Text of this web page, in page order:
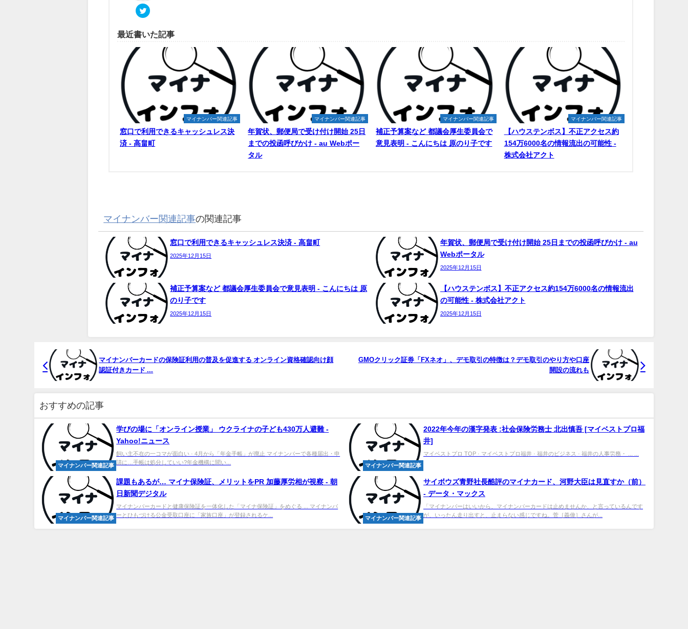
最近書いた記事
マイナンバー関連記事
窓口で利用できるキャッシュレス決
済 - 高畠町
マイナンバー関連記事
年賀状、郵便局で受け付け開始 25日
までの投函呼びかけ - au Webポー
タル
マイナンバー関連記事
補正予算案など 都議会厚生委員会で
意見表明 - こんにちは 原のり子です
マイナンバー関連記事
【ハウステンボス】不正アクセス約
154万6000名の情報流出の可能性 -
株式会社アクト
マイナンバー関連記事の関連記事
窓口で利用できるキャッシュレス決済 - 高畠町
2025年12月15日
年賀状、郵便局で受け付け開始 25日までの投函呼びかけ - au
Webポータル
2025年12月15日
補正予算案など 都議会厚生委員会で意見表明 - こんにちは 原
のり子です
2025年12月15日
【ハウステンボス】不正アクセス約154万6000名の情報流出
の可能性 - 株式会社アクト
2025年12月15日
マイナンバーカードの保険証利用の普及を促進する オンライン資格確認向け顔
認証付きカード ...
GMOクリック証券「FXネオ」、デモ取引の特徴は？デモ取引のやり方や口座
開設の流れも
おすすめの記事
マイナンバー関連記事
学びの場に「オンライン授業」 ウクライナの子ども430万人避難 -
Yahoo!ニュース
飼い主不在の一コマが面白い · 4月から「年金手帳」が廃止 マイナンバーで各種届出・申
請に…手帳は処分していい?年金機構に聞い...
マイナンバー関連記事
2022年今年の漢字発表 :社会保険労務士 北出慎吾 [マイベストプロ福
井]
マイベストプロ TOP · マイベストプロ福井 · 福井のビジネス · 福井の人事労務・ ... ...
マイナンバー関連記事
課題もあるが… マイナ保険証、メリットをPR 加藤厚労相が視察 - 朝
日新聞デジタル
マイナンバーカードと健康保険証を一体化した「マイナ保険証」をめぐる ... マイナンバ
ーとひもづける公金受取口座に「家族口座」が登録されるケ...
マイナンバー関連記事
サイボウズ青野社長酷評のマイナカード、河野大臣は見直すか（前）
- データ・マックス
「マイナンバーはいいから、マイナンバーカードは止めませんか、と言っているんです
が、いったん走り出すと、止まらない感じですね。菅［義偉］さんが...